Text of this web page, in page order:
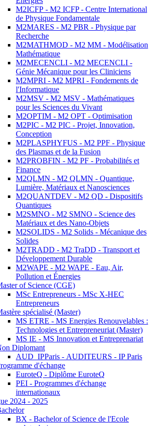
M2ICFP - M2 ICFP - Centre International
de Physique Fondamentale
M2MARES - M2 PBR - Physique par
Recherche
M2MATHMOD - M2 MM - Modélisation
Mathématique
M2MECENCLI - M2 MECENCLI -
Génie Mécanique pour les Cliniciens
M2MPRI - M2 MPRI - Fondements de
l'Informatique
M2MSV - M2 MSV - Mathématiques
pour les Sciences du Vivant
M2OPTIM - M2 OPT - Optimisation
M2PIC - M2 PIC - Projet, Innovation,
Conception
M2PLASPHYFUS - M2 PPF - Physique
des Plasmas et de la Fusion
M2PROBFIN - M2 PF - Probabilités et
Finance
M2QLMN - M2 QLMN - Quantique,
Lumière, Matériaux et Nanosciences
M2QUANTDEV - M2 QD - Dispositifs
Quantiques
M2SMNO - M2 SMNO - Science des
Matériaux et des Nano-Objets
M2SOLIDS - M2 Solids - Mécanique des
Solides
M2TRADD - M2 TraDD - Transport et
Développement Durable
M2WAPE - M2 WAPE - Eau, Air,
Pollution et Énergies
of Science (CGE)
MSc Entrepreneurs - MSc X-HEC
Entrepreneurs
spécialisé (Master)
MS ETRE - MS Energies Renouvelables :
Technologies et Entrepreneuriat (Master)
MS IE - MS Innovation et Entreprenariat
Diplomant
AUD_IPParis - AUDITEURS - IP Paris
d'échange
EuroteQ - Diplôme EuroteQ
PEI - Programmes d'échange
internationaux
2024 - 2025
BX - Bachelor of Science de l'Ecole